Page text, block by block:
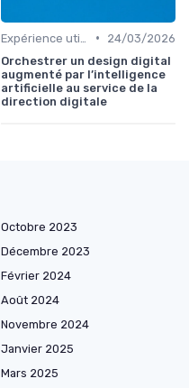
•
24/03/2026
Orchestrer un design digital
augmenté par l’intelligence
artificielle au service de la
direction digitale
Octobre 2023
Décembre 2023
Février 2024
Août 2024
Novembre 2024
Janvier 2025
Mars 2025